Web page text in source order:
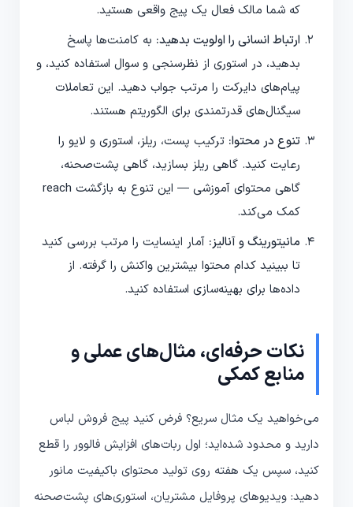
که شما مالک فعال یک پیج واقعی هستید.
ارتباط انسانی را اولویت بدهید: به کامنت‌ها پاسخ
بدهید، در استوری از نظرسنجی و سوال استفاده کنید، و
پیام‌های دایرکت را مرتب جواب دهید. این تعاملات
سیگنال‌های قدرتمندی برای الگوریتم هستند.
تنوع در محتوا: ترکیب پست، ریلز، استوری و لایو را
رعایت کنید. گاهی ریلز بسازید، گاهی پشت‌صحنه،
گاهی محتوای آموزشی — این تنوع به بازگشت reach
کمک می‌کند.
مانیتورینگ و آنالیز: آمار اینسایت را مرتب بررسی کنید
تا ببینید کدام محتوا بیشترین واکنش را گرفته. از
داده‌ها برای بهینه‌سازی استفاده کنید.
نکات حرفه‌ای، مثال‌های عملی و
منابع کمکی
می‌خواهید یک مثال سریع؟ فرض کنید پیج فروش لباس
دارید و محدود شده‌اید؛ اول ربات‌های افزایش فالوور را قطع
کنید، سپس یک هفته روی تولید محتوای باکیفیت مانور
دهید: ویدیوهای پروفایل مشتریان، استوری‌های پشت‌صحنه